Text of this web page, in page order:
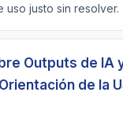
uso justo sin resolver.
Outputs de IA
de la